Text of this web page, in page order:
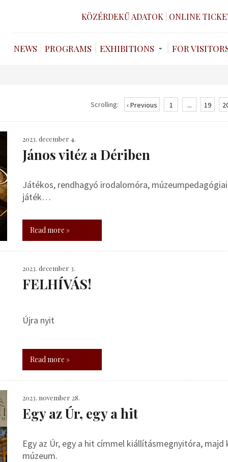
KÖZÉRDEKŰ ADATOK ONLINE
NEWS PROGRAMS EXHIBITIONS FOR
Scrolling: ‹ Previous 1 ... 19
2023. december 4.
János vitéz a Dériben
Játékos, rendhagyó irodalomóra,
játék…
Read more »
2023. december 3.
FELHÍVÁS!
Újra nyit
Read more »
2023. november 28.
Egy az Úr, egy a hit
Egy az Úr, egy a hit címmel kiállításmegnyitóra,
múzeum.